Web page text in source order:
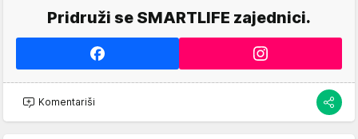
Pridruži se SMARTLIFE zajednici.
Komentariši